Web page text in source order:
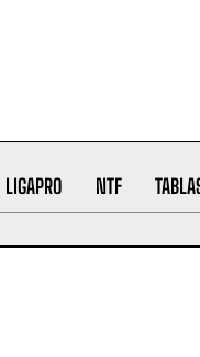
LIGAPRO NTF